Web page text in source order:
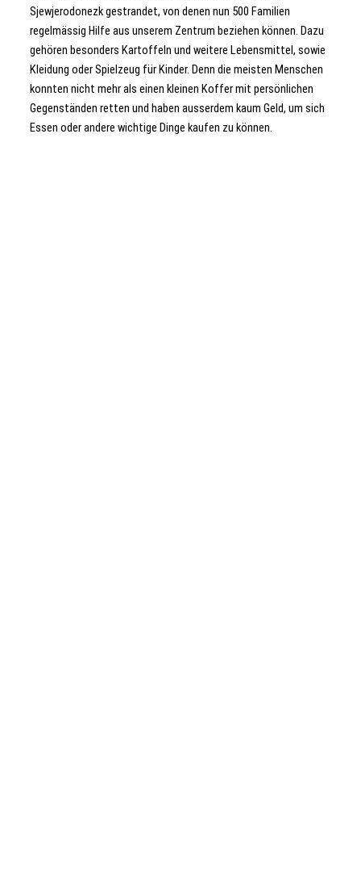
Sjewjerodonezk gestrandet, von denen nun 500 Familien
regelmässig Hilfe aus unserem Zentrum beziehen können. Dazu
gehören besonders Kartoffeln und weitere Lebensmittel, sowie
Kleidung oder Spielzeug für Kinder. Denn die meisten Menschen
konnten nicht mehr als einen kleinen Koffer mit persönlichen
Gegenständen retten und haben ausserdem kaum Geld, um sich
Essen oder andere wichtige Dinge kaufen zu können.